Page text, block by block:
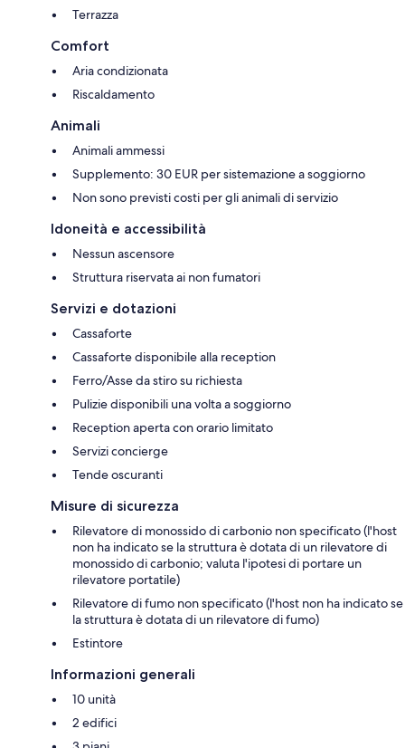
Terrazza
Comfort
Aria condizionata
Riscaldamento
Animali
Animali ammessi
Supplemento: 30 EUR per sistemazione a soggiorno
Non sono previsti costi per gli animali di servizio
Idoneità e accessibilità
Nessun ascensore
Struttura riservata ai non fumatori
Servizi e dotazioni
Cassaforte
Cassaforte disponibile alla reception
Ferro/Asse da stiro su richiesta
Pulizie disponibili una volta a soggiorno
Reception aperta con orario limitato
Servizi concierge
Tende oscuranti
Misure di sicurezza
Rilevatore di monossido di carbonio non specificato (l'host
non ha indicato se la struttura è dotata di un rilevatore di
monossido di carbonio; valuta l'ipotesi di portare un
rilevatore portatile)
Rilevatore di fumo non specificato (l'host non ha indicato se
la struttura è dotata di un rilevatore di fumo)
Estintore
Informazioni generali
10 unità
2 edifici